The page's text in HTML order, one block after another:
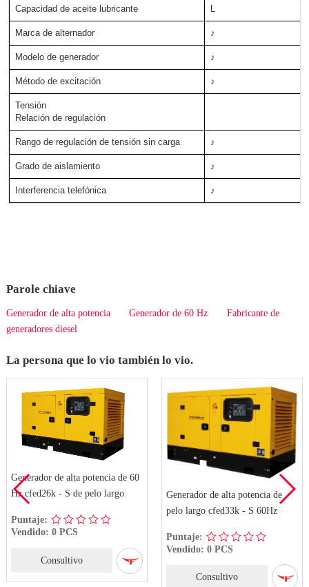
Capacidad de aceite lubricante L
Marca de alternador ♪
Modelo de generador ♪
Método de excitación ♪
Tensión
Relación de regulación
Rango de regulación de tensión sin carga ♪
Grado de aislamiento ♪
Interferencia telefónica ♪
Parole chiave
Generador de alta potencia Generador de 60 Hz
Fabricante de
generadores diesel
La persona que lo vio también lo vio.
Generador de alta potencia de 60
Hz cfed26k - S de pelo largo
Puntaje:
Vendido: 0 PCS
Consultivo
Generador de alta potencia de
pelo largo cfed33k - S 60Hz
Puntaje:
Vendido: 0 PCS
Consultivo